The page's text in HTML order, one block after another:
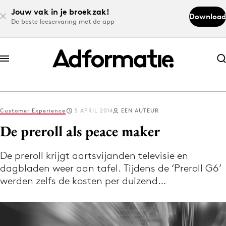
Jouw vak in je broekzak!
De beste leeservaring met de app
Download
Abonneer nu
Abonneer nu
Log in
Download de app
Volg het laatste nieuws via de Adformatie
Nieuws app
Customer Experience 5 APRIL 2014 EEN AUTEUR
De preroll als peace maker
De preroll krijgt aartsvijanden televisie en
dagbladen weer aan tafel. Tijdens de ‘Preroll G6’
werden zelfs de kosten per duizend…